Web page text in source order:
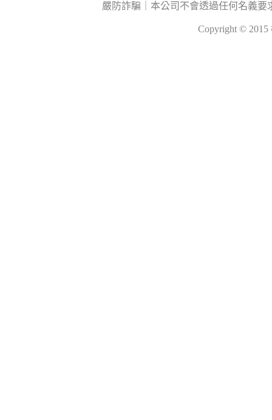
嚴防詐騙｜本公司不會透過任何名義
Copyright ©